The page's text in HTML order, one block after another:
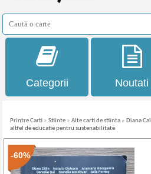
Categorii Noutati
Printre Carti »Stiinte »Alte carti de stiinta » Diana
altfel de educatie pentru sustenabilitate
-60%